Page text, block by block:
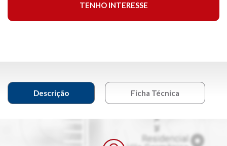
TENHO INTERESSE
Descrição Ficha Técnica